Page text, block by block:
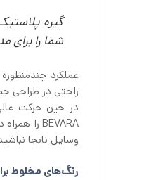
شما را برای
راحتی در طراحی
وسایل نابجا
رنگ‌های مخلوط